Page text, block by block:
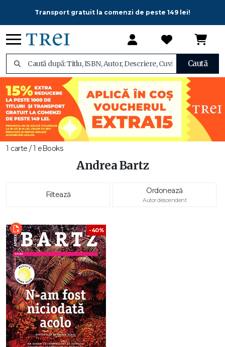
Transport gratuit la comenzi de peste 149 lei!
Caută
1 carte / 1 eBooks
Andrea Bartz
Filtează Ordonează
Autor descendent
-40%